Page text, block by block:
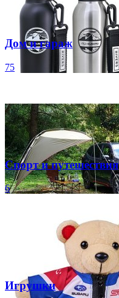
Дом и гараж
75
Спорт и путешествия
6
Игрушки